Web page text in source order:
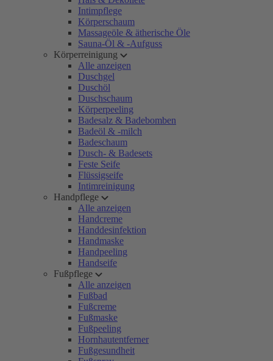
Intimpflege
Körperschaum
Massageöle & ätherische Öle
Sauna-Öl & -Aufguss
Körperreinigung
Alle anzeigen
Duschgel
Duschöl
Duschschaum
Körperpeeling
Badesalz & Badebomben
Badeöl & -milch
Badeschaum
Dusch- & Badesets
Feste Seife
Flüssigseife
Intimreinigung
Handpflege
Alle anzeigen
Handcreme
Handdesinfektion
Handmaske
Handpeeling
Handseife
Fußpflege
Alle anzeigen
Fußbad
Fußcreme
Fußmaske
Fußpeeling
Hornhautentferner
Fußgesundheit